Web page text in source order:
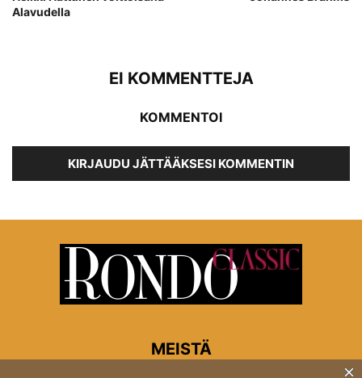
Alavudella
EI KOMMENTTEJA
KOMMENTOI
KIRJAUDU JÄTTÄÄKSESI KOMMENTIN
MEISTÄ